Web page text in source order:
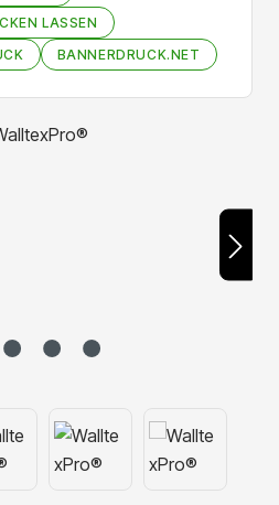
LASSEN
BANNERDRUCK.NET